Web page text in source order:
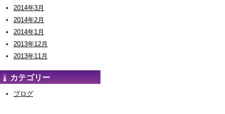
2014年3月
2014年2月
2014年1月
2013年12月
2013年11月
カテゴリー
ブログ